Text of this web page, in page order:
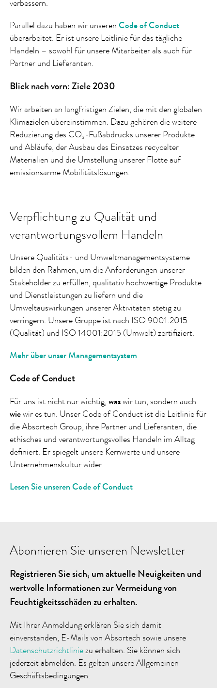
verbessern.
Parallel dazu haben wir unserenCode of Conduct
überarbeitet. Er ist unsere Leitlinie für das tägliche
Handeln – sowohl für unsere Mitarbeiter als auch für
Partner und Lieferanten.
Blick nach vorn: Ziele 2030
Wir arbeiten an langfristigen Zielen, die mit den globalen
Klimazielen übereinstimmen. Dazu gehören die weitere
Reduzierung des CO₂-Fußabdrucks unserer Produkte
und Abläufe, der Ausbau des Einsatzes recycelter
Materialien und die Umstellung unserer Flotte auf
emissionsarme Mobilitätslösungen.
Verpflichtung zu Qualität und
verantwortungsvollem Handeln
Unsere Qualitäts- und Umweltmanagementsysteme
bilden den Rahmen, um die Anforderungen unserer
Stakeholder zu erfüllen, qualitativ hochwertige Produkte
und Dienstleistungen zu liefern und die
Umweltauswirkungen unserer Aktivitäten stetig zu
verringern. Unsere Gruppe ist nach ISO 9001:2015
(Qualität) und ISO 14001:2015 (Umwelt) zertifiziert.
Mehr über unser Managementsystem
Code of Conduct
Für uns ist nicht nur wichtig,waswir tun, sondern auch
wiewir es tun. Unser Code of Conduct ist die Leitlinie für
die Absortech Group, ihre Partner und Lieferanten, die
ethisches und verantwortungsvolles Handeln im Alltag
definiert. Er spiegelt unsere Kernwerte und unsere
Unternehmenskultur wider.
Lesen Sie unseren Code of Conduct
Abonnieren Sie unseren Newsletter
Registrieren Sie sich, um aktuelle Neuigkeiten und
wertvolle Informationen zur Vermeidung von
Feuchtigkeitsschäden zu erhalten.
Mit Ihrer Anmeldung erklären Sie sich damit
einverstanden, E-Mails von Absortech sowie unsere
Datenschutzrichtliniezu erhalten. Sie können sich
jederzeit abmelden. Es gelten unsere Allgemeinen
Geschäftsbedingungen.